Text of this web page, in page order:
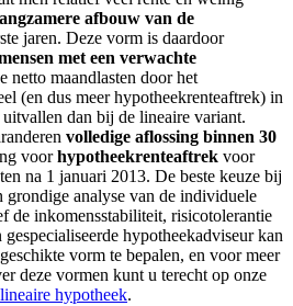
afbouw van de
jaren. Deze vorm is daardoor
met een verwachte
netto maandlasten door het
(en dus meer hypotheekrenteaftrek) in
dan bij de lineaire variant.
volledige aflossing binnen 30
voorhypotheekrenteaftrek voor
na 1 januari 2013. De beste keuze bij
grondige analyse van de individuele
de inkomensstabiliteit, risicotolerantie
hypotheekadviseur kan
vorm te bepalen, en voor meer
deze vormen kunt u terecht op onze
hypotheek.